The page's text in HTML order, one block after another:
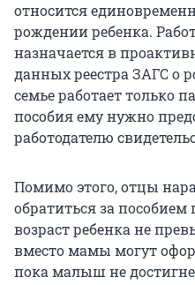
относится
рождении ребенка.
назначается в
данных реестра ЗАГС о
семье работает только
пособия ему нужно
работодателю
Помимо этого, отцы
обратиться за
возраст ребенка не
вместо мамы могут
пока малыш не